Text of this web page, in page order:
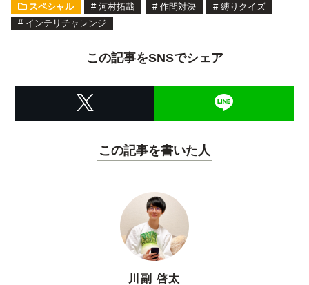
スペシャル # 河村拓哉 # 作問対決 # 縛りクイズ
# インテリチャレンジ
この記事をSNSでシェア
この記事を書いた人
川副 啓太